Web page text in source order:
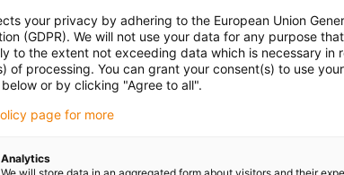
et du
qui,
la
réglages.
your privacy by adhering to the European Union
(GDPR). We will not use your data for any purpose
to the extent not exceeding data which is necessary in
of processing. You can grant your consent(s) to use
or by clicking "Agree to all".
page for more
Analytics